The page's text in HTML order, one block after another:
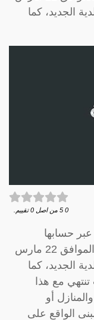
الجديد، كما
0
5 من اصل 0 تقييم.
حسابها
الرسمي عن انه بداية من يوم الجمعة الموافق 22 مارس
الجديد، كما
مع هذا
أو
الواقع على